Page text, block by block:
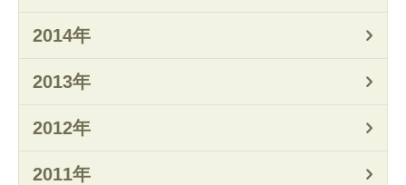
2014年
2013年
2012年
2011年